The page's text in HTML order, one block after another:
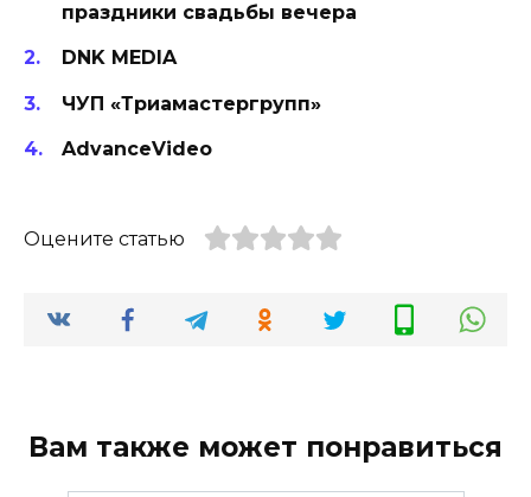
праздники свадьбы вечера
DNK MEDIA
ЧУП «Триамастергрупп»
AdvanceVideo
Оцените статью
Вам также может понравиться